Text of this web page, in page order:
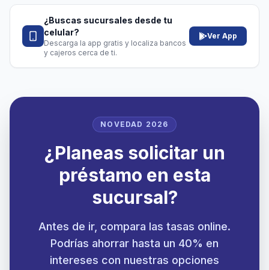
¿Buscas sucursales desde tu
celular?
Descarga la app gratis y localiza bancos
y cajeros cerca de ti.
Ver App
NOVEDAD 2026
¿Planeas solicitar un
préstamo en esta
sucursal?
Antes de ir, compara las tasas online.
Podrías ahorrar hasta un 40% en
intereses con nuestras opciones